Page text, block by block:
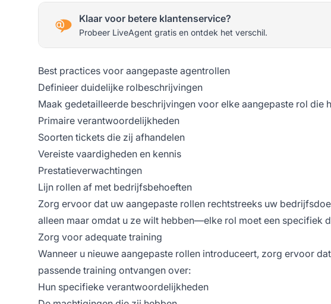
Klaar voor betere klantenservice?
Probeer LiveAgent gratis en ontdek het verschil.
Best practices voor aangepaste agentrollen
Definieer duidelijke rolbeschrijvingen
Maak gedetailleerde beschrijvingen voor elke aangepaste rol die
Primaire verantwoordelijkheden
Soorten tickets die zij afhandelen
Vereiste vaardigheden en kennis
Prestatieverwachtingen
Lijn rollen af met bedrijfsbehoeften
Zorg ervoor dat uw aangepaste rollen rechtstreeks uw
alleen maar omdat u ze wilt hebben—elke rol moet een specifiek
Zorg voor adequate training
Wanneer u nieuwe aangepaste rollen introduceert, zorg ervoor
passende training ontvangen over:
Hun specifieke verantwoordelijkheden